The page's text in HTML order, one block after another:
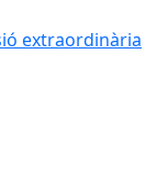
extraordinària